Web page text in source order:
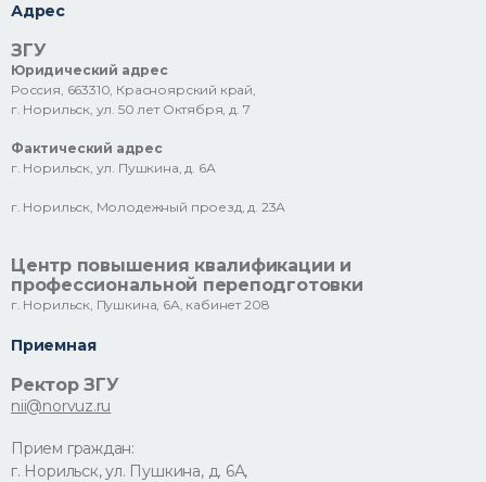
Адрес
ЗГУ
Юридический адрес
Россия, 663310, Красноярский край,
г. Норильск, ул. 50 лет Октября, д. 7
Фактический адрес
г. Норильск, ул. Пушкина, д. 6А
г. Норильск, Молодежный проезд, д. 23А
Центр повышения квалификации и
профессиональной переподготовки
г. Норильск, Пушкина, 6А, кабинет 208
Приемная
Ректор ЗГУ
nii@norvuz.ru
Прием граждан:
г. Норильск, ул. Пушкина, д. 6А,